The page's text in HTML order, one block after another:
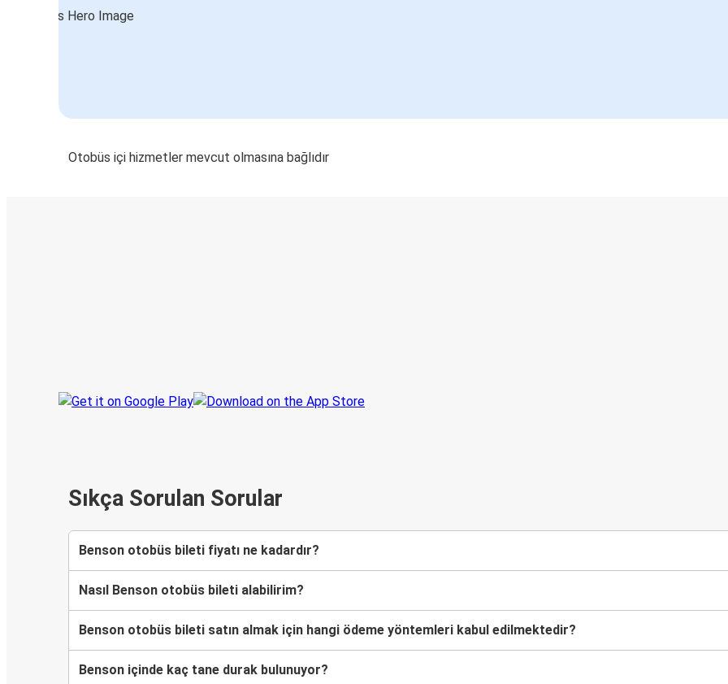
Otobüs içi hizmetler mevcut olmasına bağlıdır
Sıkça Sorulan Sorular
Benson otobüs bileti fiyatı ne kadardır?
Nasıl Benson otobüs bileti alabilirim?
Benson otobüs bileti satın almak için hangi ödeme yöntemleri kabul edilmektedir?
Benson içinde kaç tane durak bulunuyor?